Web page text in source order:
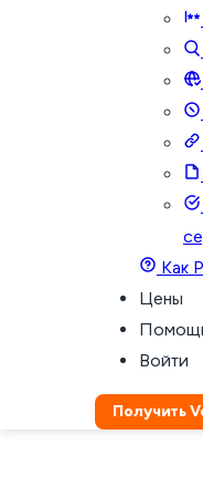
Как
Цены
Войти
Получить